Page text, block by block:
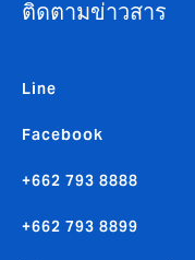
ติดตามข่าวสาร
Line
Facebook
+662 793 8888
+662 793 8899